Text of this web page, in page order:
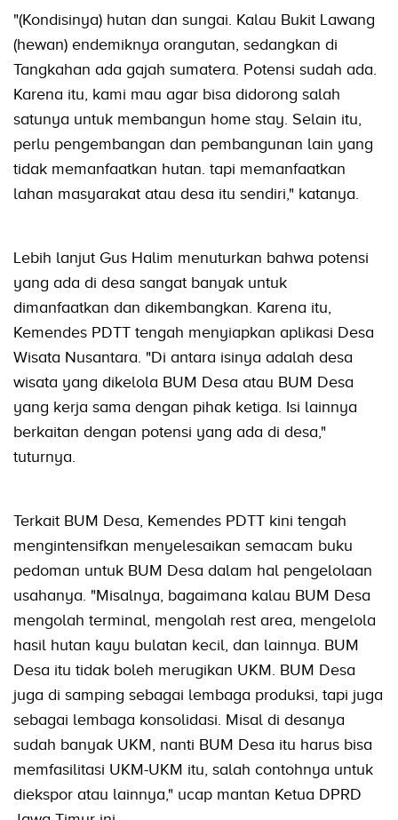
"(Kondisinya) hutan dan sungai. Kalau Bukit Lawang
(hewan) endemiknya orangutan, sedangkan di
Tangkahan ada gajah sumatera. Potensi sudah ada.
Karena itu, kami mau agar bisa didorong salah
satunya untuk membangun home stay. Selain itu,
perlu pengembangan dan pembangunan lain yang
tidak memanfaatkan hutan. tapi memanfaatkan
lahan masyarakat atau desa itu sendiri," katanya.
Lebih lanjut Gus Halim menuturkan bahwa potensi
yang ada di desa sangat banyak untuk
dimanfaatkan dan dikembangkan. Karena itu,
Kemendes PDTT tengah menyiapkan aplikasi Desa
Wisata Nusantara. "Di antara isinya adalah desa
wisata yang dikelola BUM Desa atau BUM Desa
yang kerja sama dengan pihak ketiga. Isi lainnya
berkaitan dengan potensi yang ada di desa,"
tuturnya.
Terkait BUM Desa, Kemendes PDTT kini tengah
mengintensifkan menyelesaikan semacam buku
pedoman untuk BUM Desa dalam hal pengelolaan
usahanya. "Misalnya, bagaimana kalau BUM Desa
mengolah terminal, mengolah rest area, mengelola
hasil hutan kayu bulatan kecil, dan lainnya. BUM
Desa itu tidak boleh merugikan UKM. BUM Desa
juga di samping sebagai lembaga produksi, tapi juga
sebagai lembaga konsolidasi. Misal di desanya
sudah banyak UKM, nanti BUM Desa itu harus bisa
memfasilitasi UKM-UKM itu, salah contohnya untuk
diekspor atau lainnya," ucap mantan Ketua DPRD